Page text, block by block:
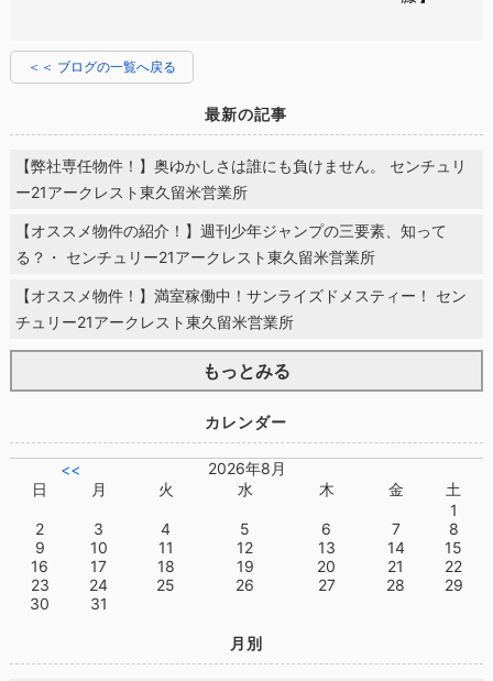
＜＜ ブログの一覧へ戻る
最新の記事
【弊社専任物件！】奥ゆかしさは誰にも負けません。 センチュリ
ー21アークレスト東久留米営業所
【オススメ物件の紹介！】週刊少年ジャンプの三要素、知って
る？・ センチュリー21アークレスト東久留米営業所
【オススメ物件！】満室稼働中！サンライズドメスティー！ セン
チュリー21アークレスト東久留米営業所
もっとみる
カレンダー
<<
2026年8月
日
月 火 水 木 金
土
1
2
3 4 5 6 7
8
9
10 11 12 13 14
15
16
17 18 19 20 21
22
23
24 25 26 27 28
29
30
31
月別